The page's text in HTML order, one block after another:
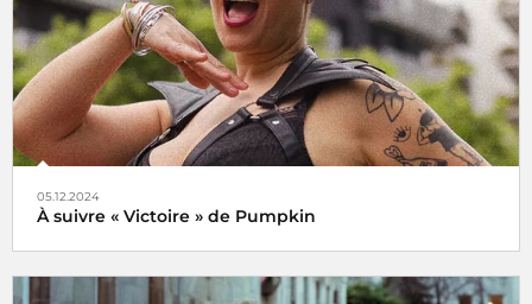
05.12.2024
À suivre « Victoire » de Pumpkin